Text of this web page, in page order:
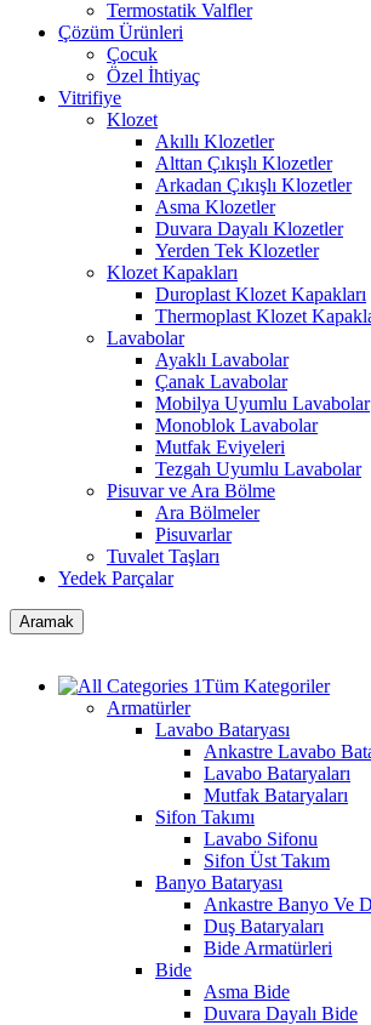
Termostatik Valfler
Çözüm Ürünleri
Çocuk
Özel İhtiyaç
Vitrifiye
Klozet
Akıllı Klozetler
Alttan Çıkışlı Klozetler
Arkadan Çıkışlı Klozetler
Asma Klozetler
Duvara Dayalı Klozetler
Yerden Tek Klozetler
Klozet Kapakları
Duroplast Klozet Kapakları
Thermoplast Klozet
Lavabolar
Ayaklı Lavabolar
Çanak Lavabolar
Mobilya Uyumlu Lavabolar
Monoblok Lavabolar
Mutfak Eviyeleri
Tezgah Uyumlu Lavabolar
Pisuvar ve Ara Bölme
Ara Bölmeler
Pisuvarlar
Tuvalet Taşları
Yedek Parçalar
Aramak
Tüm Kategoriler
Armatürler
Lavabo Bataryası
Ankastre Lavabo
Lavabo Bataryaları
Mutfak Bataryaları
Sifon Takımı
Lavabo Sifonu
Sifon Üst Takım
Banyo Bataryası
Ankastre Banyo Ve
Duş Bataryaları
Bide Armatürleri
Bide
Asma Bide
Duvara Dayalı Bide